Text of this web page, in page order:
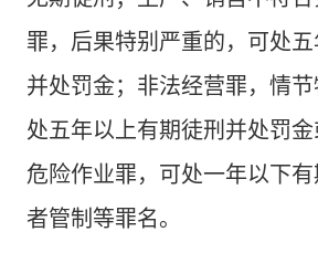
罪，后果特别严重的，可处
并处罚金；非法经营罪，情
处五年以上有期徒刑并处罚金
危险作业罪，可处一年以下
者管制等罪名。